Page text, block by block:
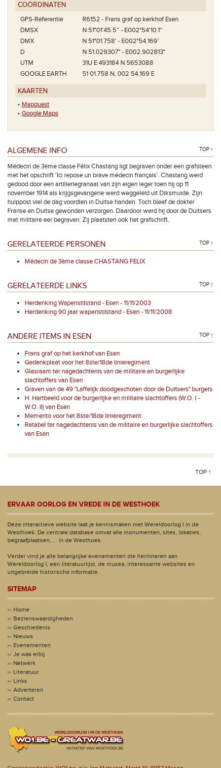
COÖRDINATEN
GPS-Referentie
R6152 - Frans graf op kerkhof Esen
DMSX
N 51°01'45.5'' - E002°54'10.1''
DMX
N 51°01.758' - E002°54.169'
D
N 51.029307° - E002.902813°
UTM
31U E 493184 N 5653088
GOOGLE EARTH
51 01.758 N, 002 54.169 E
KAARTEN
• Mapquest
• Google Maps
ALGEMENE INFO TOP ↑
Médecin de 3éme classe Félix Chastang ligt begraven onder een grafsteen
met het opschrift 'Ici repose un brave médecin français'. Chastang werd
gedood door een artilleriegranaat van zijn eigen leger toen hij op 11
november 1914 als krijgsgevangene werd weggeleid uit Diksmuide. Zijn
hulppost viel de dag voordien in Duitse handen. Toch bleef de dokter
Franse en Duitse gewonden verzorgen. Daardoor werd hij door de Duitsers
met militaire eer begraven. Zij plaatsten ook het grafschrift.
GERELATEERDE PERSONEN TOP ↑
Médecin de 3ème classe CHASTANG FELIX
GERELATEERDE LINKS TOP ↑
Herdenking Wapenstilstand - Esen - 11/11/2003
Herdenking 90 jaar wapenstilstand - Esen - 11/11/2008
ANDERE ITEMS IN ESEN TOP ↑
Frans graf op het kerkhof van Esen
Gedenkplaat voor het 8ste/18de linieregiment
Glasraam ter nagedachtenis van de militaire en burgerlijke
slachtoffers van Esen
Graven van de 49 "Laffelijk doodgeschoten door de Duitsers" burgers
H. Hartbeeld voor de burgerlijke en militaire slachtoffers (W.O. I -
W.O. II) van Esen
Memento voor het 8ste/18de linieregiment
Retabel ter nagedachtenis van de militaire en burgerlijke slachtoffers
van Esen
TOP ↑
ERVAAR OORLOG EN VREDE IN DE WESTHOEK
Deze interactieve website laat je kennismaken met Wereldoorlog I in de
Westhoek. De centrale database omvat alle monumenten, sites, lokaties,
begraafplaatsen, ... in de Westhoek.
Verder vind je alle belangrijke evenementen die herinneren aan
Wereldoorlog I, een literatuurlijst, de musea, interessante websites en
uitgebreide historische informatie.
SITEMAP
Home
Bezienswaardigheden
Geschiedenis
Nieuws
Evenementen
Je was erbij
Netwerk
Literatuur
Links
Adverteren
Contact